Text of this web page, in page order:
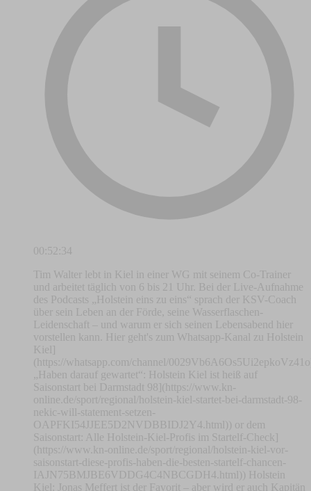
00:52:34
Tim Walter lebt in Kiel in einer WG mit seinem Co-Trainer
und arbeitet täglich von 6 bis 21 Uhr. Bei der Live-Aufnahme
des Podcasts „Holstein eins zu eins“ sprach der KSV-Coach
über sein Leben an der Förde, seine Wasserflaschen-
Leidenschaft – und warum er sich seinen Lebensabend hier
vorstellen kann. Hier geht's zum Whatsapp-Kanal zu Holstein
Kiel]
(https://whatsapp.com/channel/
„Haben darauf gewartet“: Holstein Kiel ist heiß auf
Saisonstart bei Darmstadt 98](https://www.kn-
online.de/sport/regional/holstein-kiel-startet-bei-darmstadt-98-
nekic-will-statement-setzen-
OAPFKI54JJEE5D2NVDBBIDJ2Y4.html)) or dem
Saisonstart: Alle Holstein-Kiel-Profis im Startelf-Check]
(https://www.kn-online.de/sport/regional/holstein-kiel-vor-
saisonstart-diese-profis-haben-die-besten-startelf-chancen-
IAJN75BMJBE6VDDG4C4NBCGDH4.html)) Holstein
Kiel: Jonas Meffert ist der Favorit – aber wird er auch Kapitän